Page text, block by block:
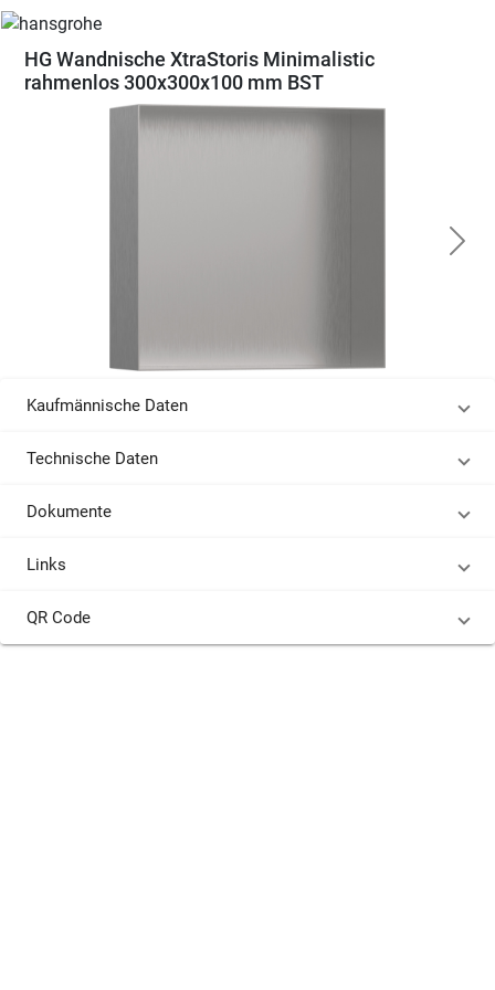
HG Wandnische XtraStoris Minimalistic
rahmenlos 300x300x100 mm BST
Kaufmännische Daten
Technische Daten
Dokumente
Links
QR Code